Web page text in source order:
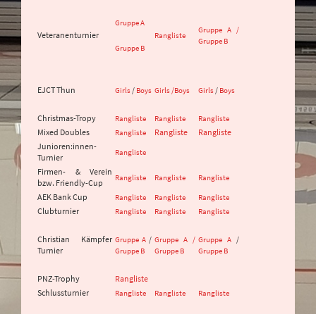
Veteranenturnier
Gruppe A
Gruppe B
Rangliste
Gruppe A /
Gruppe B
EJCT Thun Girls/ Boys Girls /Boys Girls/ Boys
Christmas-Tropy Rangliste Rangliste Rangliste
Mixed Doubles Rangliste Rangliste
Rangliste
Junioren:innen-
Turnier
Rangliste
Firmen- & Verein
bzw. Friendly-Cup
Rangliste Rangliste Rangliste
AEK Bank Cup Rangliste Rangliste Rangliste
Clubturnier Rangliste Rangliste Rangliste
Christian Kämpfer
Turnier
Gruppe A /
Gruppe B
Gruppe A /
Gruppe B
Gruppe A /
Gruppe B
PNZ-Trophy
Rangliste
Schlussturnier
Rangliste Rangliste Rangliste